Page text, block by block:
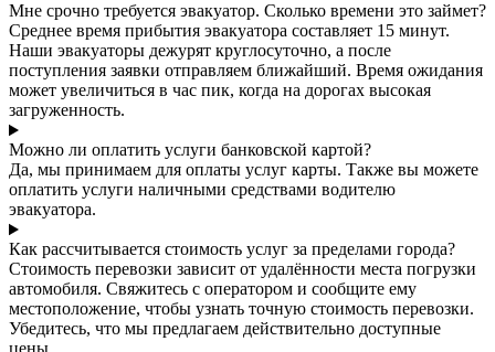
Мне срочно требуется эвакуатор. Сколько времени это займет?
Среднее время прибытия эвакуатора составляет 15 минут.
Наши эвакуаторы дежурят круглосуточно, а после
поступления заявки отправляем ближайший. Время ожидания
может увеличиться в час пик, когда на дорогах высокая
загруженность.
Можно ли оплатить услуги банковской картой?
Да, мы принимаем для оплаты услуг карты. Также вы можете
оплатить услуги наличными средствами водителю
эвакуатора.
Как рассчитывается стоимость услуг за пределами города?
Стоимость перевозки зависит от удалённости места погрузки
автомобиля. Свяжитесь с оператором и сообщите ему
местоположение, чтобы узнать точную стоимость перевозки.
Убедитесь, что мы предлагаем действительно доступные